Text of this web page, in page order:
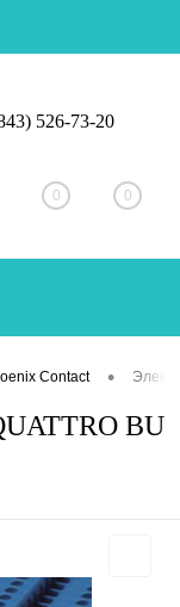
Вход
526-73-20
0 0
Contact •
BU